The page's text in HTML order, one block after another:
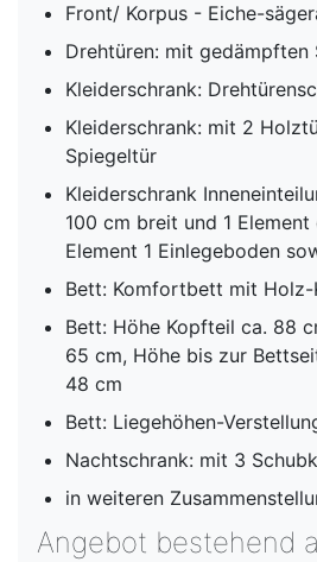
Front/ Korpus - Eiche-
Drehtüren: mit gedämpften
Kleiderschrank:
Kleiderschrank: mit 2
Spiegeltür
Kleiderschrank
100 cm breit und 1
Element 1 Einlegeboden
Bett: Komfortbett mit Holz-
Bett: Höhe Kopfteil ca. 88
65 cm, Höhe bis zur
48 cm
Bett: Liegehöhen-
Nachtschrank: mit 3
in weiteren
Angebot bestehend